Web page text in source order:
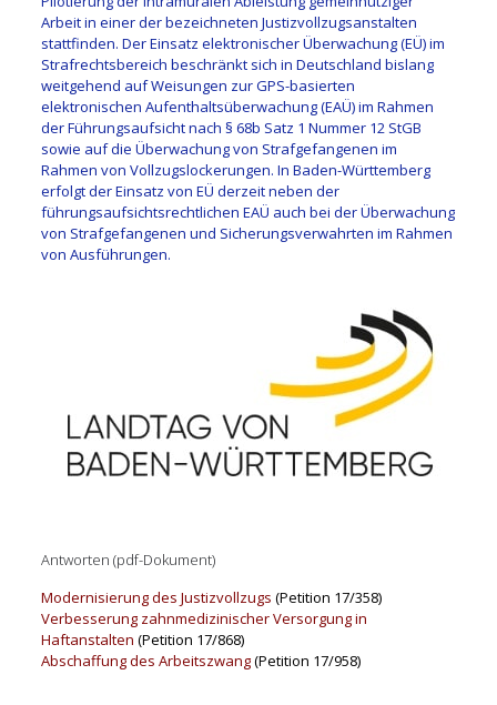
Arbeit in einer der bezeichneten Justizvollzugsanstalten
stattfinden. Der Einsatz elektronischer Überwachung (EÜ) im
Strafrechtsbereich beschränkt sich in Deutschland bislang
weitgehend auf Weisungen zur GPS-basierten
elektronischen Aufenthaltsüberwachung (EAÜ) im Rahmen
der Führungsaufsicht nach § 68b Satz 1 Nummer 12 StGB
sowie auf die Überwachung von Strafgefangenen im
Rahmen von Vollzugslockerungen. In Baden-Württemberg
erfolgt der Einsatz von EÜ derzeit neben der
führungsaufsichtsrechtlichen EAÜ auch bei der Überwachung
von Strafgefangenen und Sicherungsverwahrten im Rahmen
von Ausführungen.
Antworten (pdf-Dokument)
Modernisierung des Justizvollzugs (Petition 17/358)
Verbesserung zahnmedizinischer Versorgung in
Haftanstalten (Petition 17/868)
Abschaffung des Arbeitszwang(Petition 17/958)